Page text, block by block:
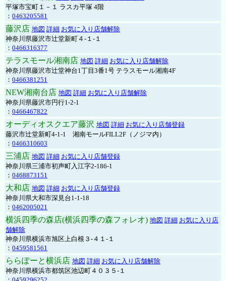
平塚市宝町１－１ ラスカ平塚 4階
： 0463205581
藤沢店 地図 詳細 お気に入り店舗解除
神奈川県藤沢市辻堂新町４-１-１
： 0466316377
テラスモール湘南店 地図 詳細 お気に入り店舗解除
神奈川県藤沢市辻堂神台1丁目3番1号 テラスモール湘南4F
： 0466381251
NEW湘南台店 地図 詳細 お気に入り店舗解除
神奈川県藤沢市円行1-2-1
： 0466467822
オーディオスクエア藤沢 地図 詳細 お気に入り店舗登録
藤沢市辻堂新町4-1-1 湘南モールFILL2F（ノジマ内）
： 0466310603
三浦店 地図 詳細 お気に入り店舗登録
神奈川県三浦市初声町入江字2-186-1
： 0468873151
大和店 地図 詳細 お気に入り店舗登録
神奈川県大和市深見台1-1-18
： 0462005021
横浜四季の森店(横浜四季の森フォレオ) 地図 詳細 お気に入り店
舗解除
神奈川県横浜市旭区上白根３-４１-１
： 0459581561
ららぽーと横浜店 地図 詳細 お気に入り店舗解除
神奈川県横浜市都筑区池辺町４０３５-１